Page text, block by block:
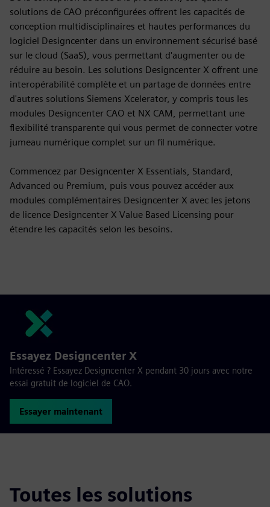
solutions de CAO préconfigurées offrent les capacités de
conception multidisciplinaires et hautes performances du
logiciel Designcenter dans un environnement sécurisé basé
sur le cloud (SaaS), vous permettant d'augmenter ou de
réduire au besoin. Les solutions Designcenter X offrent une
interopérabilité complète et un partage de données entre
d'autres solutions Siemens Xcelerator, y compris tous les
modules Designcenter CAO et NX CAM, permettant une
flexibilité transparente qui vous permet de connecter votre
jumeau numérique complet sur un fil numérique.
Commencez par Designcenter X Essentials, Standard,
Advanced ou Premium, puis vous pouvez accéder aux
modules complémentaires Designcenter X avec les jetons
de licence Designcenter X Value Based Licensing pour
étendre les capacités selon les besoins.
Essayez Designcenter X
Intéressé ? Essayez Designcenter X pendant 30 jours avec notre
essai gratuit de logiciel de CAO.
Essayer maintenant
Toutes les solutions